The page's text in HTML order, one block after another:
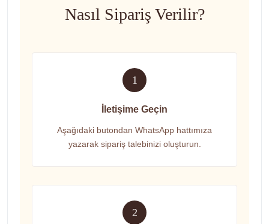
Nasıl Sipariş Verilir?
1
İletişime Geçin
Aşağıdaki butondan WhatsApp hattımıza
yazarak sipariş talebinizi oluşturun.
2